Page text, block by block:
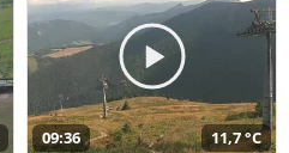
09:36 11,7 °C